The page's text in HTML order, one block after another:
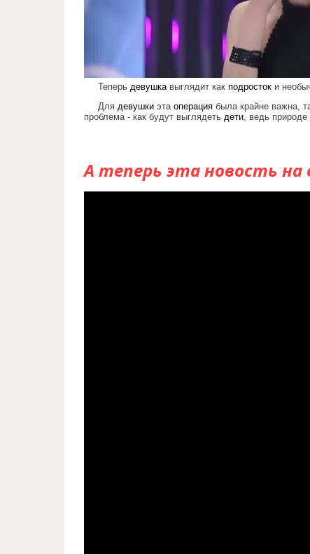
Теперь девушкавыглядит как подросток и
Для девушки эта операция была крайне важна,
проблема - как будут выглядеть дети, ведь природе
А теперь эта новость на